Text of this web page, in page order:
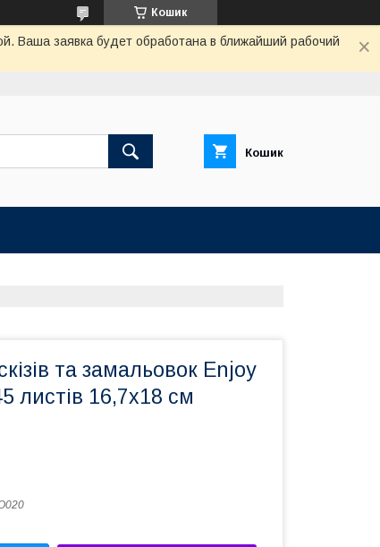
Кошик
Ваша заявка будет обработана в ближайший рабочий
Кошик
та замальовок Enjoy
листів 16,7х18 см